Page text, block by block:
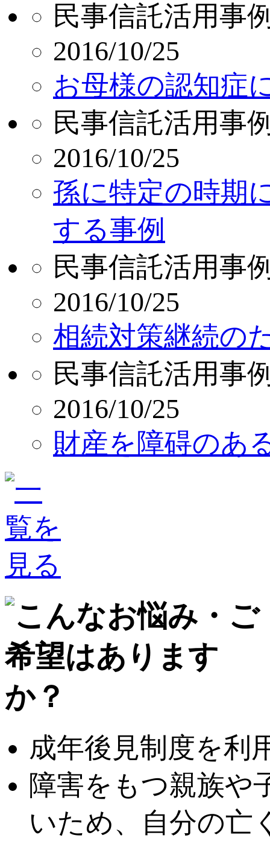
民事信託活用事
2016/10/25
お母様の認知症
民事信託活用事
2016/10/25
孫に特定の時期
する事例
民事信託活用事
2016/10/25
相続対策継続の
民事信託活用事
2016/10/25
財産を障碍のあ
成年後見制度を利
障害をもつ親族や
いため、自分の亡